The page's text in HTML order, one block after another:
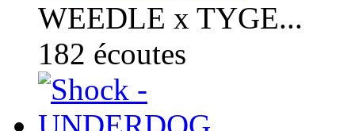
WEEDLE x TYGE...
182 écoutes